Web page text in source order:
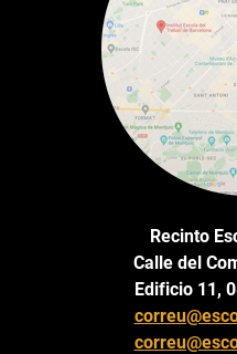
Recinto
Calle del
Edificio 11,